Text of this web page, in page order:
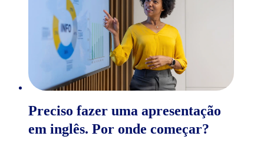
Preciso fazer uma apresentação
em inglês. Por onde começar?